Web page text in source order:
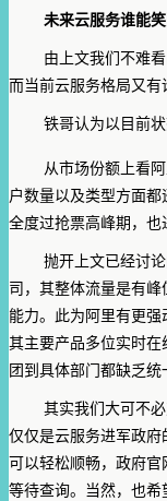
未来云服务谁能
由上文我们不难
而当前云服务格局又有
铁哥认为以目前
从市场份额上看
户数量以及类型方面都
全度过抢票高峰期，也
抛开上文已经讨
司，其整体流量是有
能力。此为阿里有更强
其主要产品多位实时
团到具体部门都缺乏统
其实我们大可不
仅仅是云服务进军政府
可以轻松顺畅，政府
等待查询。当然，也希